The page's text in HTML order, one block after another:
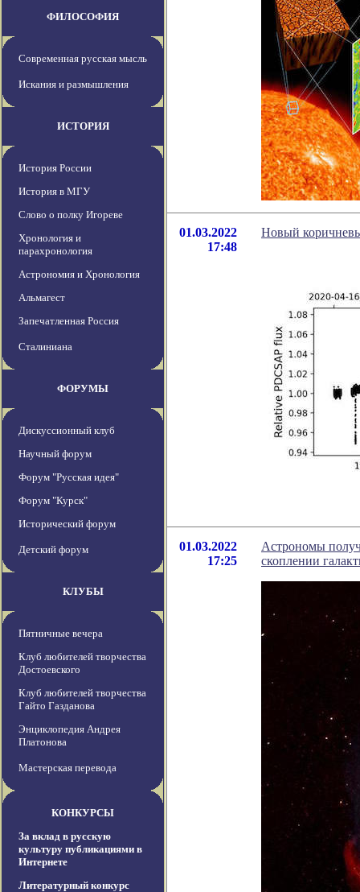
ФИЛОСОФИЯ
Современная русская мысль
Искания и размышления
ИСТОРИЯ
История России
История в МГУ
Слово о полку Игореве
Хронология и
парахронология
Астрономия и Хронология
Альмагест
Запечатленная Россия
Сталиниана
ФОРУМЫ
Дискуссионный клуб
Научный форум
Форум "Русская идея"
Форум "Курск"
Исторический форум
Детский форум
КЛУБЫ
Пятничные вечера
Клуб любителей творчества
Достоевского
Клуб любителей творчества
Гайто Газданова
Энциклопедия Андрея
Платонова
Мастерская перевода
КОНКУРСЫ
За вклад в русскую
культуру публикациями в
Интернете
Литературный конкурс
01.03.2022
17:48
Новый
01.03.2022
17:25
Астрономы
скоплении